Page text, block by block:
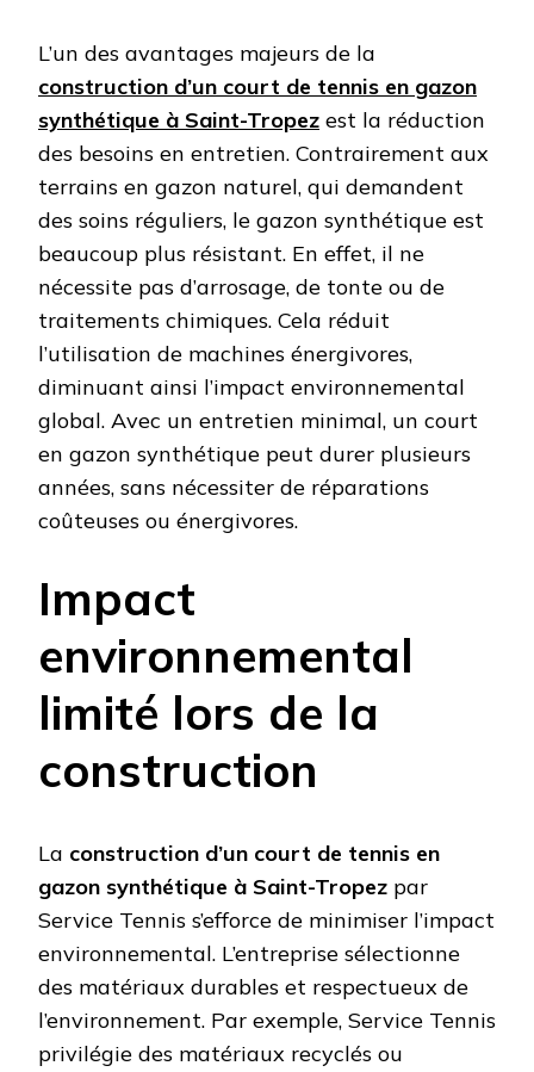
L’un des avantages majeurs de la
construction d’un court de tennis en gazon
synthétique à Saint-Tropez est la réduction
des besoins en entretien. Contrairement aux
terrains en gazon naturel, qui demandent
des soins réguliers, le gazon synthétique est
beaucoup plus résistant. En effet, il ne
nécessite pas d’arrosage, de tonte ou de
traitements chimiques. Cela réduit
l’utilisation de machines énergivores,
diminuant ainsi l’impact environnemental
global. Avec un entretien minimal, un court
en gazon synthétique peut durer plusieurs
années, sans nécessiter de réparations
coûteuses ou énergivores.
Impact
environnemental
limité lors de la
construction
La construction d’un court de tennis en
gazon synthétique à Saint-Tropez par
Service Tennis s’efforce de minimiser l’impact
environnemental. L’entreprise sélectionne
des matériaux durables et respectueux de
l’environnement. Par exemple, Service Tennis
privilégie des matériaux recyclés ou